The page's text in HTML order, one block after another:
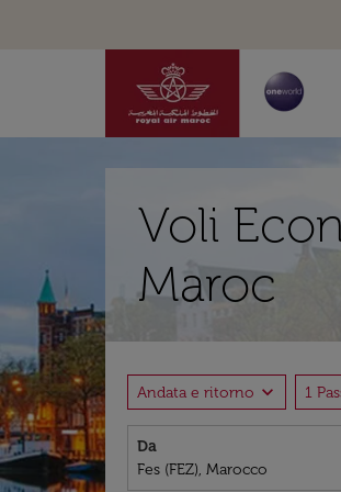
Voli
Maroc
Andata e ritorno expand_more 1
Da